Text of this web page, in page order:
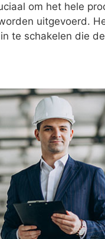
om het hele
uitgevoerd.
te schakelen die